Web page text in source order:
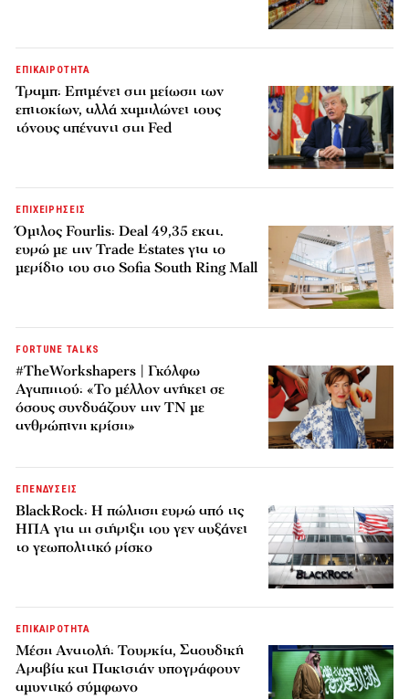
ΕΠΙΚΑΙΡΟΤΗΤΑ
Τραμπ: Επιμένει στη μείωση των
επιτοκίων, αλλά χαμηλώνει τους
τόνους απέναντι στη Fed
ΕΠΙΧΕΙΡΗΣΕΙΣ
Όμιλος Fourlis: Deal 49,35 εκατ.
ευρώ με την Trade Estates για το
μερίδιο του στο Sofia South Ring Mall
FORTUNE TALKS
#TheWorkshapers | Γκόλφω
Αγαπητού: «Το μέλλον ανήκει σε
όσους συνδυάζουν την ΤΝ με
ανθρώπινη κρίση»
ΕΠΕΝΔΥΣΕΙΣ
BlackRock: Η πώληση ευρώ από τις
ΗΠΑ για τη στήριξη του γεν αυξάνει
το γεωπολιτικό ρίσκο
ΕΠΙΚΑΙΡΟΤΗΤΑ
Μέση Ανατολή: Τουρκία, Σαουδική
Αραβία και Πακιστάν υπογράφουν
αμυντικό σύμφωνο